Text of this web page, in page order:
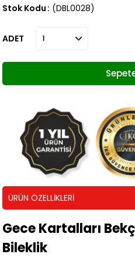
Stok Kodu (DBL0028)
ADET
ÜRÜN ÖZELLIKLERI
Gece Kartalları
Bileklik